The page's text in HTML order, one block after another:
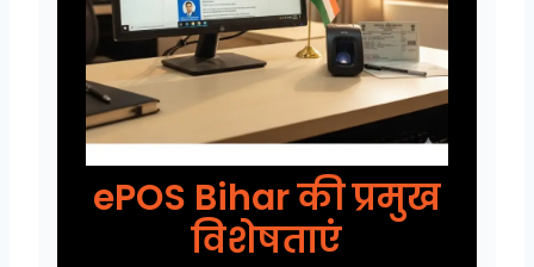
ePOS Bihar की प्रमुख
विशेषताएं